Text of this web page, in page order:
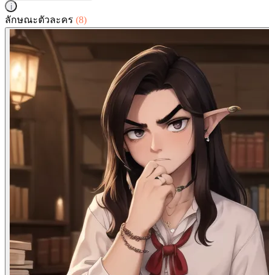
i
ลักษณะตัวละคร (8)